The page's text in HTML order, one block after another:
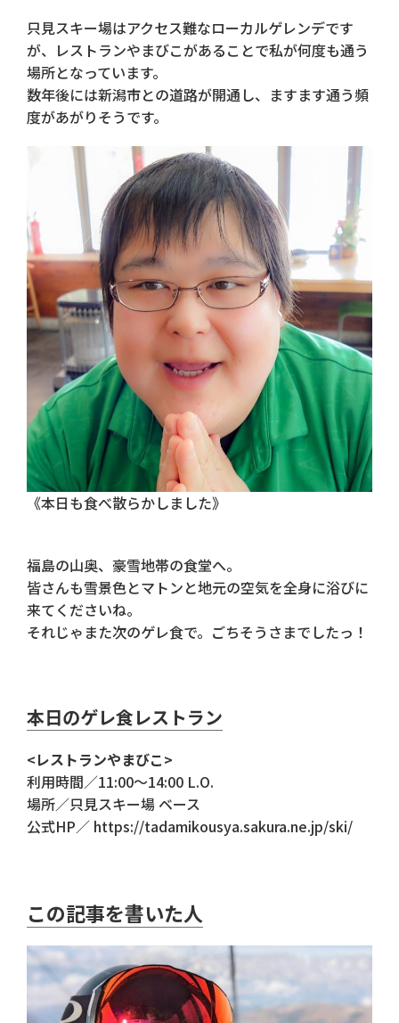
只見スキー場はアクセス難なローカルゲレンデです
が、レストランやまびこがあることで私が何度も通う
場所となっています。
数年後には新潟市との道路が開通し、ますます通う頻
度があがりそうです。
《本日も食べ散らかしました》
福島の山奥、豪雪地帯の食堂へ。
皆さんも雪景色とマトンと地元の空気を全身に浴びに
来てくださいね。
それじゃまた次のゲレ食で。ごちそうさまでしたっ！
本日のゲレ食レストラン
<レストランやまびこ>
利用時間／11:00～14:00 L.O.
場所／只見スキー場 ベース
公式HP／ https://tadamikousya.sakura.ne.jp/ski/
この記事を書いた人